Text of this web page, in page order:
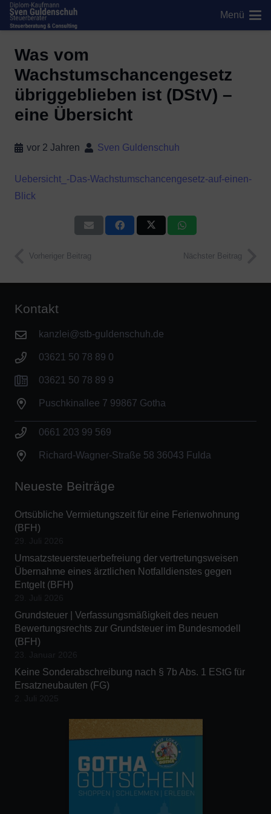
Menü
Was vom
Wachstumschancengesetz
übriggeblieben ist (DStV) –
eine Übersicht
vor 2 Jahren Sven Guldenschuh
Uebersicht_-Das-Wachstumschancengesetz-auf-einen-
Blick
Vorheriger Beitrag Nächster Beitrag
Kontakt
kanzlei@stb-guldenschuh.de
03621 50 78 89 0
03621 50 78 89 9
Puschkinallee 7 99867 Gotha
0661 203 99 569
Richard-Wagner-Straße 58 36043 Fulda
Neueste Beiträge
Ortsübliche Vermietungszeit für eine Ferienwohnung
(BFH)
Umsatzsteuersteuerbefreiung der vertretungsweisen
Übernahme eines ärztlichen Notfalldienstes gegen
Entgelt (BFH)
Grundsteuer | Verfassungsmäßigkeit des neuen
Bewertungsrechts zur Grundsteuer im Bundesmodell
(BFH)
Keine Sonderabschreibung nach § 7b Abs. 1 EStG für
Ersatzneubauten (FG)